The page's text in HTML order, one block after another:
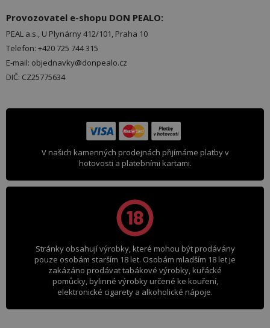
Provozovatel e-shopu DON PEALO:
PEAL a.s., U Plynárny 412/101, Praha 10
Telefon: +420 725 744 315
E-mail: objednavky@donpealo.cz
DIČ: CZ25775634
V našich kamenných prodejnách přijímáme platby v
hotovosti a platebními kartami.
Stránky obsahují výrobky, které mohou být prodávány
pouze osobám starším 18 let. Osobám mladším 18 let je
zakázáno prodávat tabákové výrobky, kuřácké
pomůcky, bylinné výrobky určené ke kouření,
elektronické cigarety a alkoholické nápoje.